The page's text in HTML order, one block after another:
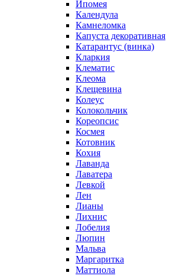
Ипомея
Календула
Камнеломка
Капуста декоративная
Катарантус (винка)
Кларкия
Клематис
Клеома
Клещевина
Колеус
Колокольчик
Кореопсис
Космея
Котовник
Кохия
Лаванда
Лаватера
Левкой
Лен
Лианы
Лихнис
Лобелия
Люпин
Мальва
Маргаритка
Маттиола